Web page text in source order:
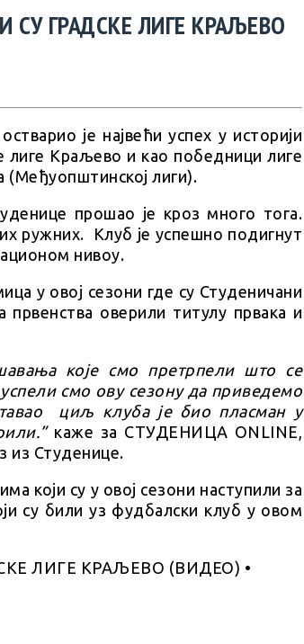
ГРАДСКЕ ЛИГЕ КРАЉЕВО
је највећи успех у историји
лиге Краљево и као победници лиге
(Међуопштинској лиги).
прошао је кроз много тога.
ружних. Клуб је успешно подигнут
нивоу.
у овој сезони где су Студеничани
оверили титулу првака и
које смо претрпели што се
смо ову сезону да приведемо
циљ клуба је био пласман у
каже за СТУДЕНИЦА ONLINE,
из Студенице.
који су у овој сезони наступили за
су били уз фудбалски клуб у овом